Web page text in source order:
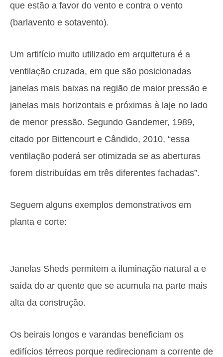
que estão a favor do vento e contra o vento
(barlavento e sotavento).
Um artifício muito utilizado em arquitetura é a
ventilação cruzada, em que são posicionadas
janelas mais baixas na região de maior pressão e
janelas mais horizontais e próximas à laje no lado
de menor pressão. Segundo Gandemer, 1989,
citado por Bittencourt e Cândido, 2010, “essa
ventilação poderá ser otimizada se as aberturas
forem distribuídas em três diferentes fachadas”.
Seguem alguns exemplos demonstrativos em
planta e corte:
Janelas Sheds permitem a iluminação natural a e
saída do ar quente que se acumula na parte mais
alta da construção.
Os beirais longos e varandas beneficiam os
edifícios térreos porque redirecionam a corrente de